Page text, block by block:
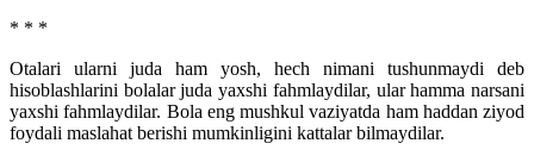
* * *
Otalari ularni juda ham yosh, hech nimani tushunmaydi deb
hisoblashlarini bolalar juda yaxshi fahmlaydilar, ular hamma narsani
yaxshi fahmlaydilar. Bola eng mushkul vaziyatda ham haddan ziyod
foydali maslahat berishi mumkinligini kattalar bilmaydilar.